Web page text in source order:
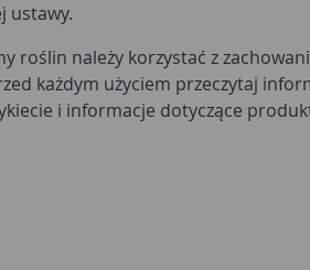
ustawy.
roślin należy korzystać z
każdym użyciem przeczytaj
i informacje dotyczące